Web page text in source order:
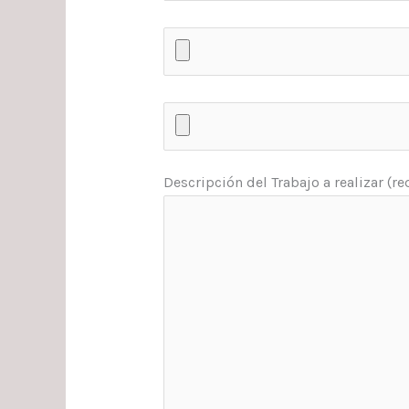
Descripción del Trabajo a realizar